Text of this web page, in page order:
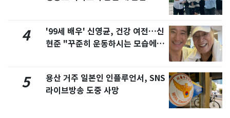
4
'99세 배우' 신영균, 건강 여전…신
현준 "꾸준히 운동하시는 모습에 큰
5
용산 거주 일본인 인플루언서, SNS
라이브방송 도중 사망